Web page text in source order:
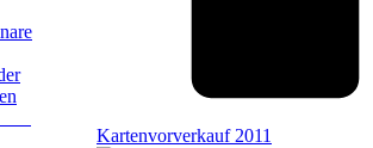
Kartenvorverkauf 2011